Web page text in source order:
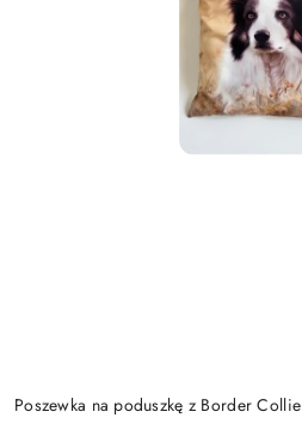
Poszewka na poduszkę z Border Collie